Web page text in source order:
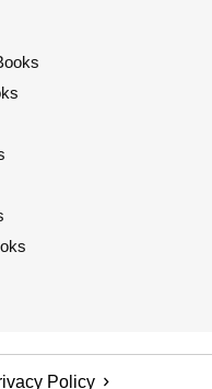
Policy